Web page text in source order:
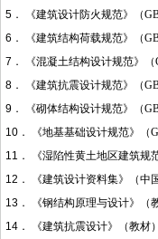
5． 《建筑设计防火规范》（
6． 《建筑结构荷载规范》（
7． 《混凝土结构设计规范》（
8． 《建筑抗震设计规范》（
9． 《砌体结构设计规范》（
10． 《地基基础设计规范》（
11． 《湿陷性黄土地区建筑规
12． 《建筑设计资料集》（中
13． 《钢结构原理与设计》（
14． 《建筑抗震设计》（教材）